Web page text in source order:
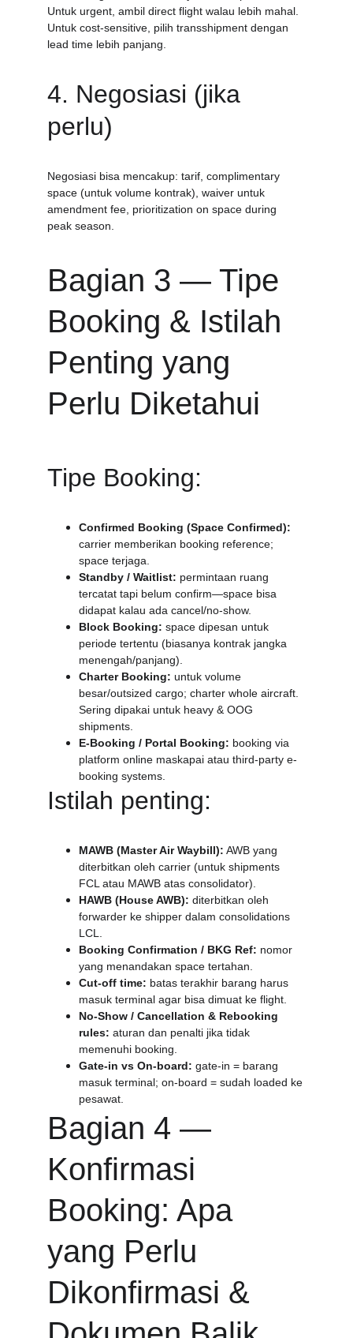
Untuk urgent, ambil direct flight walau lebih mahal.
Untuk cost-sensitive, pilih transshipment dengan
lead time lebih panjang.
4. Negosiasi (jika
perlu)
Negosiasi bisa mencakup: tarif, complimentary
space (untuk volume kontrak), waiver untuk
amendment fee, prioritization on space during
peak season.
Bagian 3 — Tipe
Booking & Istilah
Penting yang
Perlu Diketahui
Tipe Booking:
Confirmed Booking (Space Confirmed):
carrier memberikan booking reference;
space terjaga.
Standby / Waitlist: permintaan ruang
tercatat tapi belum confirm—space bisa
didapat kalau ada cancel/no-show.
Block Booking: space dipesan untuk
periode tertentu (biasanya kontrak jangka
menengah/panjang).
Charter Booking: untuk volume
besar/outsized cargo; charter whole aircraft.
Sering dipakai untuk heavy & OOG
shipments.
E-Booking / Portal Booking: booking via
platform online maskapai atau third-party e-
booking systems.
Istilah penting:
MAWB (Master Air Waybill): AWB yang
diterbitkan oleh carrier (untuk shipments
FCL atau MAWB atas consolidator).
HAWB (House AWB): diterbitkan oleh
forwarder ke shipper dalam consolidations
LCL.
Booking Confirmation / BKG Ref: nomor
yang menandakan space tertahan.
Cut-off time: batas terakhir barang harus
masuk terminal agar bisa dimuat ke flight.
No-Show / Cancellation & Rebooking
rules: aturan dan penalti jika tidak
memenuhi booking.
Gate-in vs On-board: gate-in = barang
masuk terminal; on-board = sudah loaded ke
pesawat.
Bagian 4 —
Konfirmasi
Booking: Apa
yang Perlu
Dikonfirmasi &